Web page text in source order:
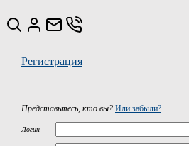
Регистрация
Представьтесь, кто вы? Или забыли?
Логин